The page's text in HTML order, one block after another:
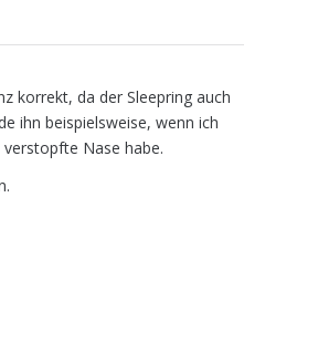
korrekt, da der Sleepring auch
ihn beispielsweise, wenn ich
Nase habe.